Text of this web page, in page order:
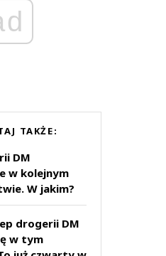
TAKŻE:
DM
w kolejnym
W jakim?
drogerii DM
w tym